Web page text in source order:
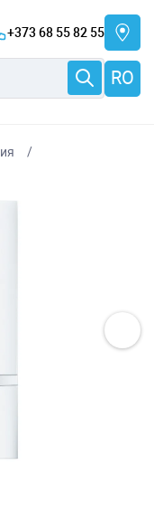
+373 68 55 82 55
RO